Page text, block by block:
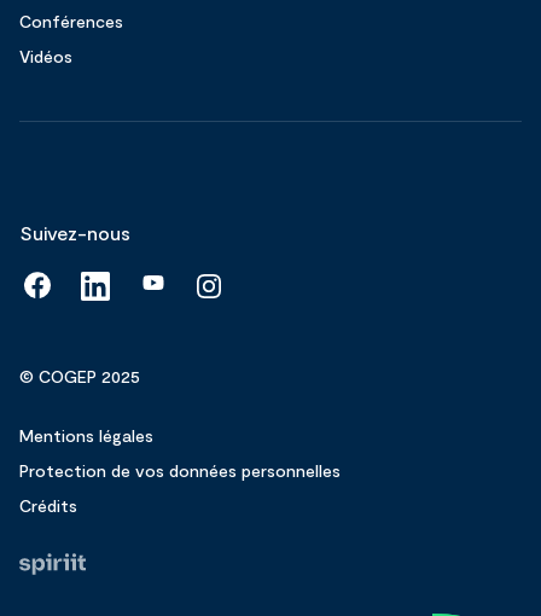
Conférences
Vidéos
Suivez-nous
© COGEP 2025
Mentions légales
Protection de vos données personnelles
Crédits